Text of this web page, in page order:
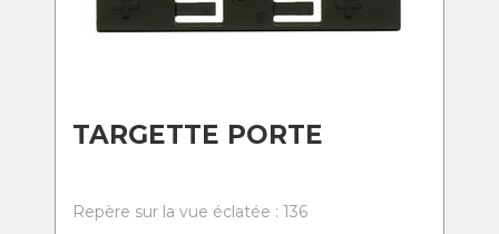
TARGETTE PORTE
Repère sur la vue éclatée : 136